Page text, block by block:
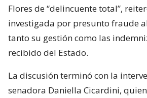
Flores de “delincuente total”,
investigada por presunto fraude
tanto su gestión como las
recibido del Estado.
La discusión terminó con la
senadora Daniella Cicardini,